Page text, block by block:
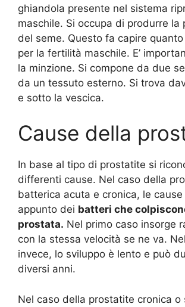
ghiandola presente nel sistema
maschile. Si occupa di produrre la
del seme. Questo fa capire
per la fertilità maschile. E’
la minzione. Si compone da due
da un tessuto esterno. Si trova
e sotto la vescica.
Cause della
In base al tipo di prostatite si
differenti cause. Nel caso della
batterica acuta e cronica, le cause
appunto dei batteri che
prostata. Nel primo caso insorge
con la stessa velocità se ne va.
invece, lo sviluppo è lento e può
diversi anni.
Nel caso della prostatite cronica o